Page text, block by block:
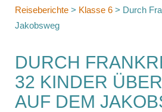
Reiseberichte > Klasse 6 > Durch
Jakobsweg
DURCH
32 KINDER
AUF DEM